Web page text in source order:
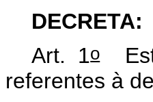
DECRETA:
Art. 1o
referentes à